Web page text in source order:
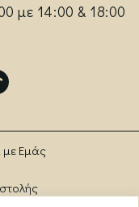
με 14:00 & 18:00
με Εμάς